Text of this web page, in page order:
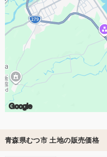
Google
青森県むつ市 土地の販売価格